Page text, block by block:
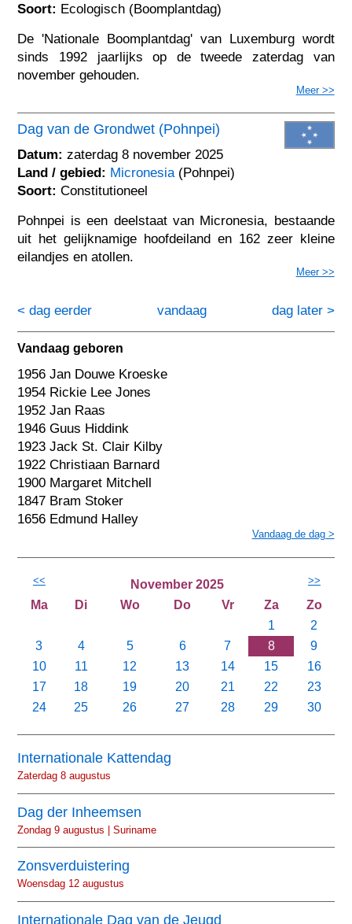
Soort: Ecologisch (Boomplantdag)
De 'Nationale Boomplantdag' van Luxemburg wordt
sinds 1992 jaarlijks op de tweede zaterdag van
november gehouden.
Meer >>
Dag van de Grondwet (Pohnpei)
Datum: zaterdag 8 november 2025
Land / gebied: Micronesia (Pohnpei)
Soort: Constitutioneel
Pohnpei is een deelstaat van Micronesia, bestaande
uit het gelijknamige hoofdeiland en 162 zeer kleine
eilandjes en atollen.
Meer >>
< dag eerder dag later >
vandaag
Vandaag geboren
1956 Jan Douwe Kroeske
1954 Rickie Lee Jones
1952 Jan Raas
1946 Guus Hiddink
1923 Jack St. Clair Kilby
1922 Christiaan Barnard
1900 Margaret Mitchell
1847 Bram Stoker
1656 Edmund Halley
Vandaag de dag >
<< November 2025 >>
Ma Di Wo Do Vr Za
Zo
1
2
3
4 5 6 7 8
9
10
11 12 13 14 15
16
17
18 19 20 21 22
23
24
25 26 27 28 29 30
Internationale Kattendag
Zaterdag 8 augustus
Dag der Inheemsen
Zondag 9 augustus | Suriname
Zonsverduistering
Woensdag 12 augustus
Internationale Dag van de Jeugd